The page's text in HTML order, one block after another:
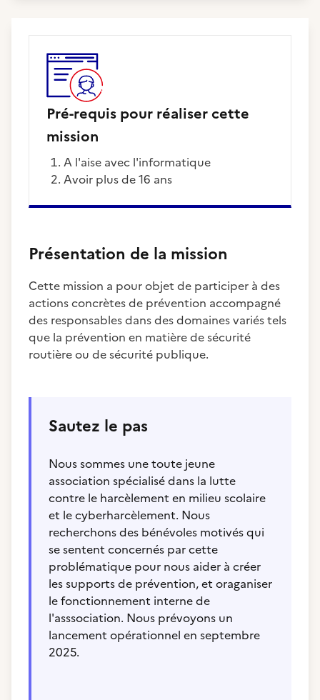
Pré-requis pour réaliser cette
mission
A l'aise avec l'informatique
Avoir plus de 16 ans
Présentation de la mission
Cette mission a pour objet de participer à des
actions concrètes de prévention accompagné
des responsables dans des domaines variés tels
que la prévention en matière de sécurité
routière ou de sécurité publique.
Sautez le pas
Nous sommes une toute jeune
association spécialisé dans la lutte
contre le harcèlement en milieu scolaire
et le cyberharcèlement. Nous
recherchons des bénévoles motivés qui
se sentent concernés par cette
problématique pour nous aider à créer
les supports de prévention, et oraganiser
le fonctionnement interne de
l'asssociation. Nous prévoyons un
lancement opérationnel en septembre
2025.